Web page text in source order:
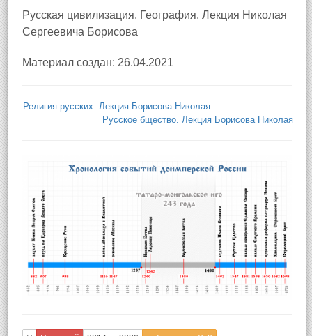
Русская цивилизация. География. Лекция Николая
Сергеевича Борисова
Материал создан: 26.04.2021
Религия русских. Лекция Борисова Николая
Русское бщество. Лекция Борисова Николая